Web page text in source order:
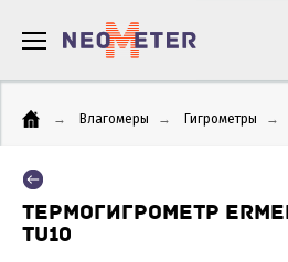
→ Влагомеры → Гигрометры →
ТЕРМОГИГРОМЕТР
TU10